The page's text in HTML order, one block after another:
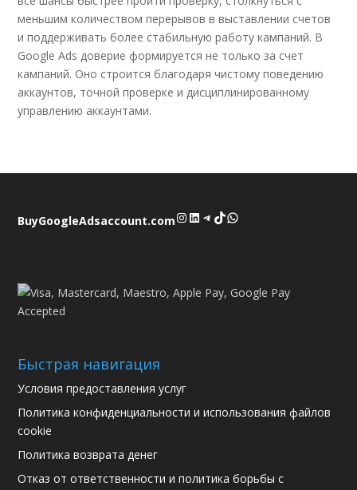
меньшим количеством перерывов в выставлении счетов
и поддерживать более стабильную работу кампаний. В
Google Ads доверие формируется не только за счет
кампаний. Оно строится благодаря чистому поведению
аккаунтов, точной проверке и дисциплинированному
управлению аккаунтами.
BuyGoogleAdsaccount.comInstagram
LinkedIn
Telegram
TikTok
WhatsApp
Быстрая навигация
Условия предоставления услуг
Политика конфиденциальности и использования файлов
cookie
Политика возврата денег
Отказ от ответственности и политика борьбы с